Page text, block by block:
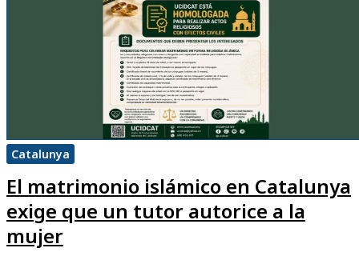
Catalunya
El matrimonio islámico en Catalunya
exige que un tutor autorice a la
mujer